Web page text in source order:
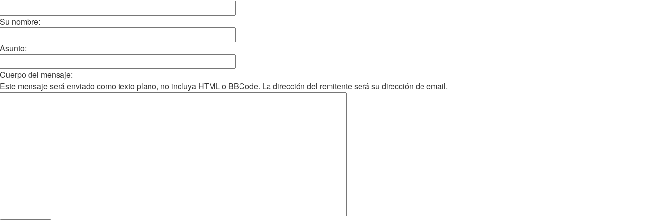
Su nombre:
Asunto:
Cuerpo del mensaje:
Este mensaje será enviado como texto plano, no incluya HTML o BBCode. La dirección del remitente será su dirección de email.